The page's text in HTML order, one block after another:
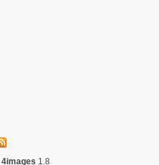
4images 1.8